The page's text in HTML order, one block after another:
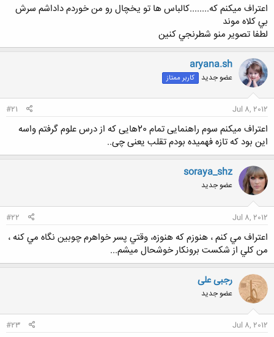
اعتراف ميكنم كه........كالباس ها تو يخچال رو من خوردم داداشم سرش
بي كلاه موند
لطفا تصوير منو شطرنجي كنين
aryana.sh
عضو جدید کاربر ممتاز
Jul 8, 2012
#21
اعتراف میکنم سوم راهنمایی تمام 20هایی که از درس علوم گرفتم واسه
این بود که تازه فهمیده بودم تقلب یعنی چی..
soraya_shz
عضو جدید
Jul 8, 2012
#22
اعتراف مي كنم ، هنوزم كه هنوزه، وقتي پسر خواهرم چوبين نگاه مي كنه ،
من كلي از شكست برونكار خوشحال ميشم...
رجبی علی
عضو جدید
Jul 8, 2012
#23